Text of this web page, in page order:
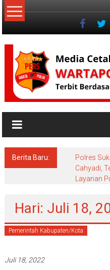
Lompat
ke
NKRI
Jurnalisme
Berita Baru:
Polres
Cahyadi,
Layanan
Hari: Juli 18,
Pemerintah Kabupaten/Kota
Juli 18, 2022